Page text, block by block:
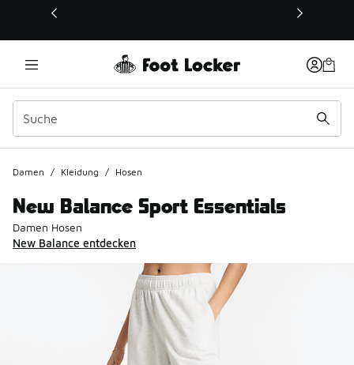
Dieser Link öffnet sich in einem neuen Fenster
Damen / Kleidung / Hosen
New Balance Sport Essentials
Damen Hosen
New Balance entdecken